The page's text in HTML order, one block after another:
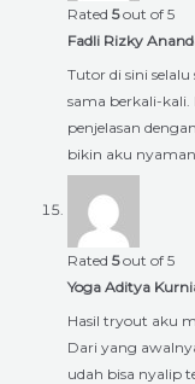
Rated 5out of 5
Fadli Rizky
Tutor di sini
sama berkali-
penjelasan
bikin aku
Rated 5out of 5
Yoga Aditya
Hasil tryout aku
Dari yang
udah bisa nyalip